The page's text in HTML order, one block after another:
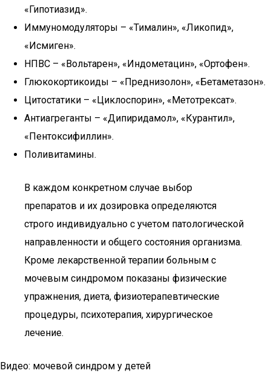
«Гипотиазид».
Иммуномодуляторы – «Тималин», «Ликопид»,
«Исмиген».
НПВС – «Вольтарен», «Индометацин», «Ортофен».
Глюкокортикоиды – «Преднизолон», «Бетаметазон».
Цитостатики – «Циклоспорин», «Метотрексат».
Антиагреганты – «Дипиридамол», «Курантил»,
«Пентоксифиллин».
Поливитамины.
В каждом конкретном случае выбор
препаратов и их дозировка определяются
строго индивидуально с учетом патологической
направленности и общего состояния организма.
Кроме лекарственной терапии больным с
мочевым синдромом показаны физические
упражнения, диета, физиотерапевтические
процедуры, психотерапия, хирургическое
лечение.
Видео: мочевой синдром у детей